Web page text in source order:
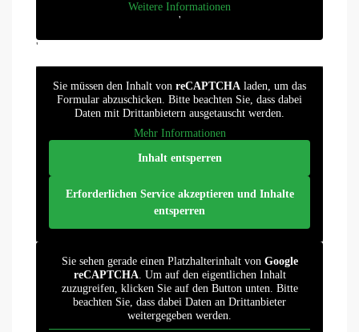
Weitere Informationen
'
'
Sie müssen den Inhalt von reCAPTCHA laden, um das
Formular abzuschicken. Bitte beachten Sie, dass dabei
Daten mit Drittanbietern ausgetauscht werden.
Mehr Informationen
Inhalt entsperren
Erforderlichen Service akzeptieren und Inhalte
entsperren
Sie sehen gerade einen Platzhalterinhalt von Google
reCAPTCHA. Um auf den eigentlichen Inhalt
zuzugreifen, klicken Sie auf den Button unten. Bitte
beachten Sie, dass dabei Daten an Drittanbieter
weitergegeben werden.